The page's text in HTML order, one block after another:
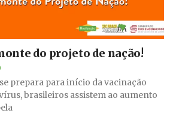
do projeto de nação!
prepara para início da vacinação
brasileiros assistem ao aumento